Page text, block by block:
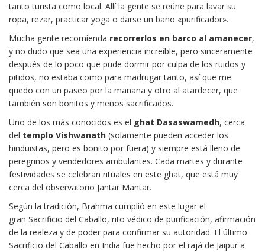
tanto turista como local. Allí la gente se reúne para lavar su
ropa, rezar, practicar yoga o darse un baño «purificador».
Mucha gente recomienda recorrerlos en barco al amanecer,
y no dudo que sea una experiencia increíble, pero sinceramente
después de lo poco que pude dormir por culpa de los ruidos y
pitidos, no estaba como para madrugar tanto, así que me
quedo con un paseo por la mañana y otro al atardecer, que
también son bonitos y menos sacrificados.
Uno de los más conocidos es el ghat Dasaswamedh, cerca
del templo Vishwanath (solamente pueden acceder los
hinduistas, pero es bonito por fuera) y siempre está lleno de
peregrinos y vendedores ambulantes. Cada martes y durante
festividades se celebran rituales en este ghat, que está muy
cerca del observatorio Jantar Mantar.
Según la tradición, Brahma cumplió en este lugar el
gran Sacrificio del Caballo, rito védico de purificación, afirmación
de la realeza y de poder para confirmar su autoridad. El último
Sacrificio del Caballo en India fue hecho por el rajá de Jaipur a